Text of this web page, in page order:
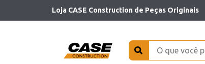
Loja CASE Construction de Peças Originais